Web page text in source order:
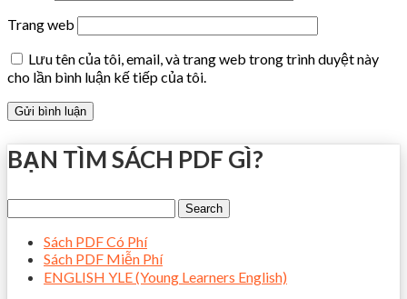
Trang web
Lưu tên của tôi, email, và trang web trong trình duyệt này
cho lần bình luận kế tiếp của tôi.
BẠN TÌM SÁCH PDF GÌ?
Sách PDF Có Phí
Sách PDF Miễn Phí
ENGLISH YLE (Young Learners English)